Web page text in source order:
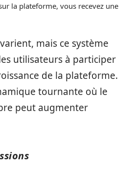
la plateforme, vous recevez une
mais ce système
utilisateurs à participer
de la plateforme.
tournante où le
peut augmenter